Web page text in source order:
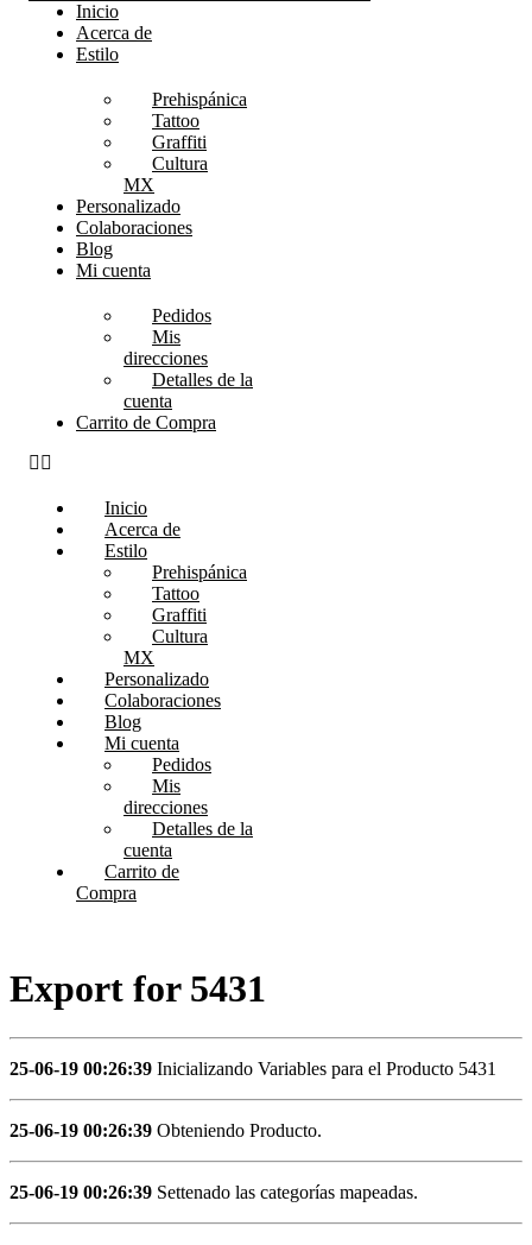
Inicio
Acerca de
Estilo
Prehispánica
Tattoo
Graffiti
Cultura
MX
Personalizado
Colaboraciones
Blog
Mi cuenta
Pedidos
Mis
direcciones
Detalles de la
cuenta
Carrito de Compra
Inicio
Acerca de
Estilo
Prehispánica
Tattoo
Graffiti
Cultura
MX
Personalizado
Colaboraciones
Blog
Mi cuenta
Pedidos
Mis
direcciones
Detalles de la
cuenta
Carrito de
Compra
Export for 5431
25-06-19 00:26:39 Inicializando Variables para el Producto 5431
25-06-19 00:26:39 Obteniendo Producto.
25-06-19 00:26:39 Settenado las categorías mapeadas.